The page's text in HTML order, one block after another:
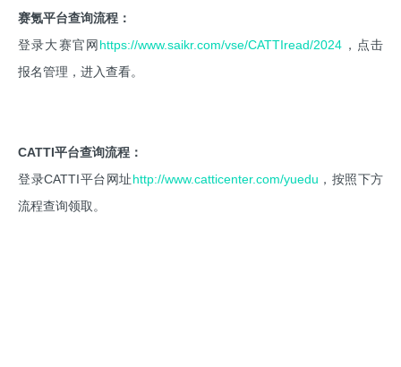
赛氪平台查询流程：
登录大赛官网 https://www.saikr.com/vse/CATTIread/2024 ，点击
报名管理，进入查看。
CATTI平台查询流程：
登录CATTI平台网址http://www.catticenter.com/yuedu ，按照下方
流程查询领取。